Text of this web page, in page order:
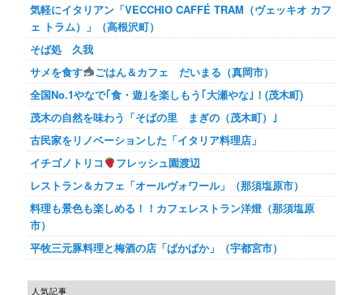
気軽にイタリアン「VECCHIO CAFFÉ TRAM（ヴェッキオ カフ
ェ トラム）」（高根沢町）
そば処 久我
サメを食す
ごはん＆カフェ だいまる（真岡市）
全国No.1やなで｢食・遊｣を楽しもう｢大瀬やな｣！(茂木町)
茂木の自然を味わう「そばの里 まぎの（茂木町）｣
古民家をリノベーションした「イタリア料理店」
イチゴノトリコ
フレッシュ園渡辺
レストラン＆カフェ「オールヴォワール」（那須塩原市）
料理も景色も楽しめる！！カフェレストラン洋燈（那須塩原
市）
平牧三元豚料理と梅酒の店「ぱかぱか」（宇都宮市）
人気記事